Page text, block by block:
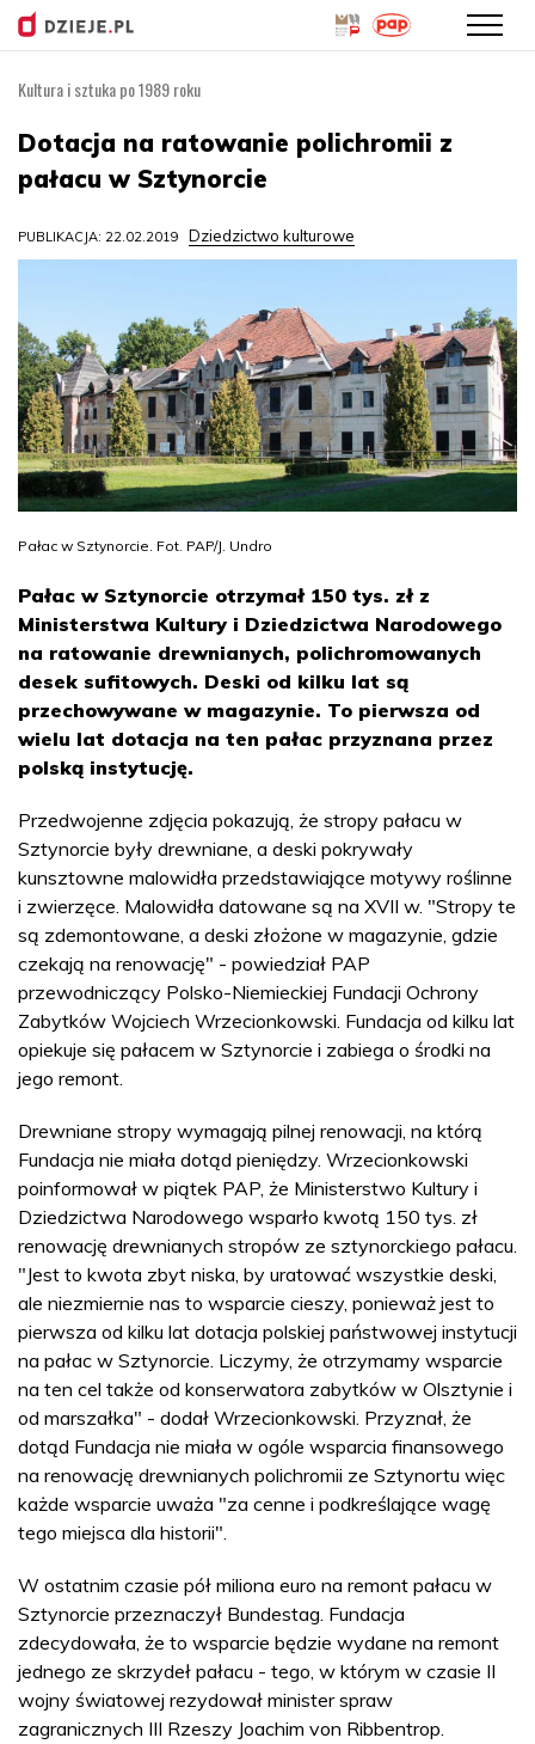
treści
Kultura i sztuka po 1989 roku
Dotacja na ratowanie polichromii z
pałacu w Sztynorcie
PUBLIKACJA: 22.02.2019 Dziedzictwo kulturowe
Pałac w Sztynorcie. Fot. PAP/J. Undro
Pałac w Sztynorcie otrzymał 150 tys. zł z
Ministerstwa Kultury i Dziedzictwa Narodowego
na ratowanie drewnianych, polichromowanych
desek sufitowych. Deski od kilku lat są
przechowywane w magazynie. To pierwsza od
wielu lat dotacja na ten pałac przyznana przez
polską instytucję.
Przedwojenne zdjęcia pokazują, że stropy pałacu w
Sztynorcie były drewniane, a deski pokrywały
kunsztowne malowidła przedstawiające motywy roślinne
i zwierzęce. Malowidła datowane są na XVII w. "Stropy te
są zdemontowane, a deski złożone w magazynie, gdzie
czekają na renowację" - powiedział PAP
przewodniczący Polsko-Niemieckiej Fundacji Ochrony
Zabytków Wojciech Wrzecionkowski. Fundacja od kilku lat
opiekuje się pałacem w Sztynorcie i zabiega o środki na
jego remont.
Drewniane stropy wymagają pilnej renowacji, na którą
Fundacja nie miała dotąd pieniędzy. Wrzecionkowski
poinformował w piątek PAP, że Ministerstwo Kultury i
Dziedzictwa Narodowego wsparło kwotą 150 tys. zł
renowację drewnianych stropów ze sztynorckiego pałacu.
"Jest to kwota zbyt niska, by uratować wszystkie deski,
ale niezmiernie nas to wsparcie cieszy, ponieważ jest to
pierwsza od kilku lat dotacja polskiej państwowej instytucji
na pałac w Sztynorcie. Liczymy, że otrzymamy wsparcie
na ten cel także od konserwatora zabytków w Olsztynie i
od marszałka" - dodał Wrzecionkowski. Przyznał, że
dotąd Fundacja nie miała w ogóle wsparcia finansowego
na renowację drewnianych polichromii ze Sztynortu więc
każde wsparcie uważa "za cenne i podkreślające wagę
tego miejsca dla historii".
W ostatnim czasie pół miliona euro na remont pałacu w
Sztynorcie przeznaczył Bundestag. Fundacja
zdecydowała, że to wsparcie będzie wydane na remont
jednego ze skrzydeł pałacu - tego, w którym w czasie II
wojny światowej rezydował minister spraw
zagranicznych III Rzeszy Joachim von Ribbentrop.